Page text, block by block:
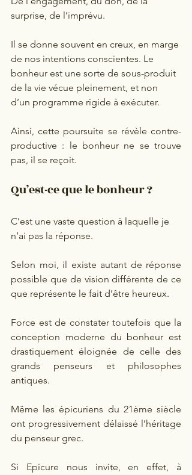
surprise, de l’imprévu.
Il se donne souvent en creux, en marge
de nos intentions conscientes. Le
bonheur est une sorte de sous-produit
de la vie vécue pleinement, et non
d’un programme rigide à exécuter.
Ainsi, cette poursuite se révèle contre-
productive : le bonheur ne se trouve
pas, il se reçoit.
Qu’est-ce que le bonheur ?
C’est une vaste question à laquelle je
n’ai pas la réponse.
Selon moi, il existe autant de réponse
possible que de vision différente de ce
que représente le fait d’être heureux.
Force est de constater toutefois que la
conception moderne du bonheur est
drastiquement éloignée de celle des
grands penseurs et philosophes
antiques.
Même les épicuriens du 21ème siècle
ont progressivement délaissé l’héritage
du penseur grec.
Si Epicure nous invite, en effet, à